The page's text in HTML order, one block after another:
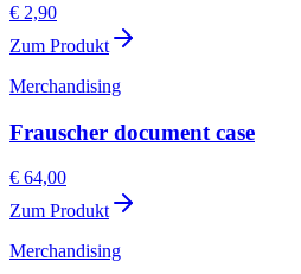
€ 2,90
Zum Produkt
Merchandising
Frauscher document case
€ 64,00
Zum Produkt
Merchandising